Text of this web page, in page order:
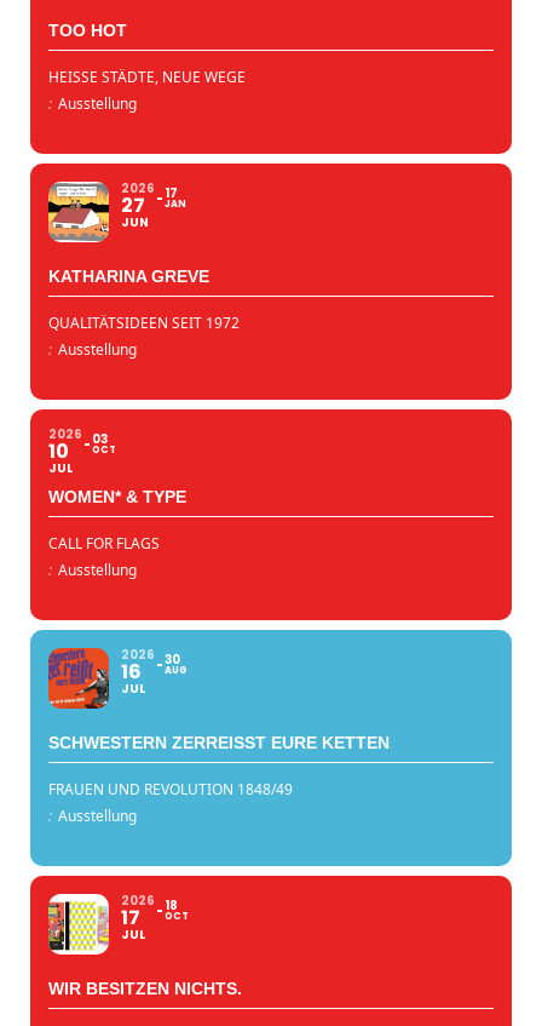
TOO HOT
HEISSE STÄDTE, NEUE WEGE
: Ausstellung
2026
27
JUN
17
JAN
KATHARINA GREVE
QUALITÄTSIDEEN SEIT 1972
: Ausstellung
2026
10
JUL
03
OCT
WOMEN* & TYPE
CALL FOR FLAGS
: Ausstellung
2026
16
JUL
30
AUG
SCHWESTERN ZERREISST EURE KETTEN
FRAUEN UND REVOLUTION 1848/49
: Ausstellung
2026
17
JUL
18
OCT
WIR BESITZEN NICHTS.